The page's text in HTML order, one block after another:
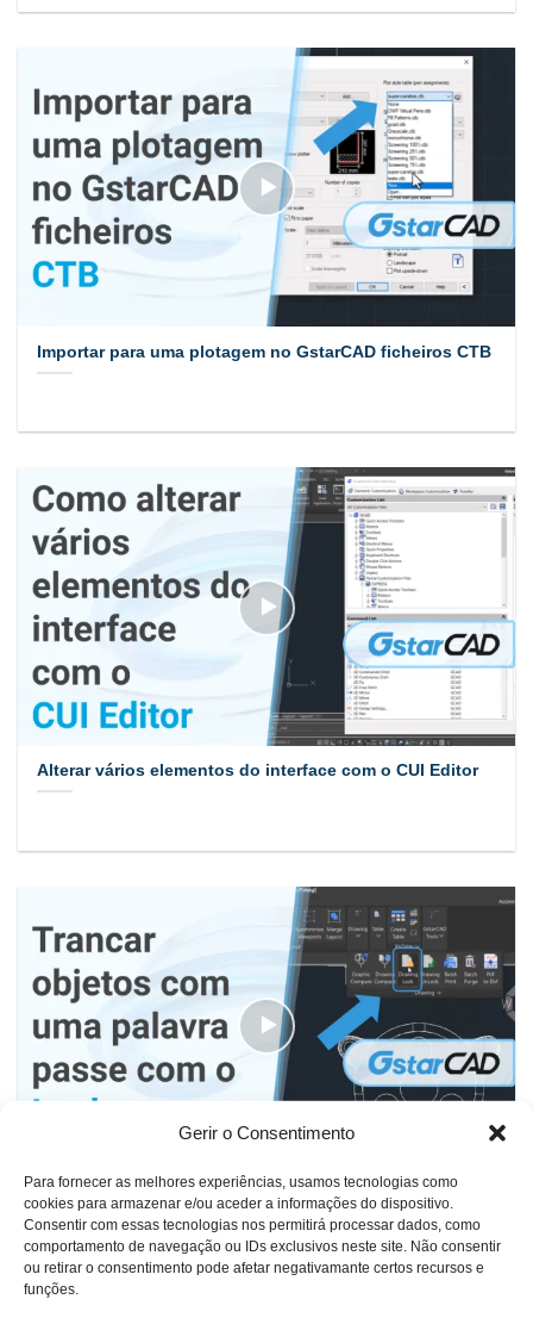
Gerir o Consentimento
Para fornecer as melhores experiências, usamos tecnologias como
cookies para armazenar e/ou aceder a informações do dispositivo.
Consentir com essas tecnologias nos permitirá processar dados, como
comportamento de navegação ou IDs exclusivos neste site. Não consentir
ou retirar o consentimento pode afetar negativamante certos recursos e
funções.
Importar para uma plotagem no GstarCAD ficheiros CTB
Alterar vários elementos do interface com o CUI Editor
Trancar objetos com uma palavra passe com o Lockup